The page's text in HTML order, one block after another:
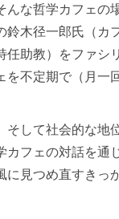
んな哲学カフェの
鈴木径一郎氏（カ
任助教）をファシ
を不定期で（月一
そして社会的な地
カフェの対話を通
に見つめ直すきっ